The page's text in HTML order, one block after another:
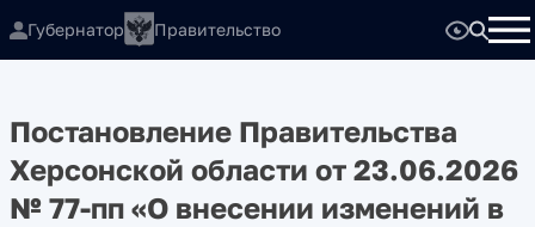
Губернатор Правительство
Постановление Правительства
Херсонской области от 23.06.2026
№ 77-пп «О внесении изменений в